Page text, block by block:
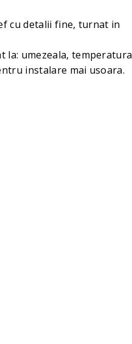
cu detalii fine, turnat in
la: umezeala, temperatura
instalare mai usoara.